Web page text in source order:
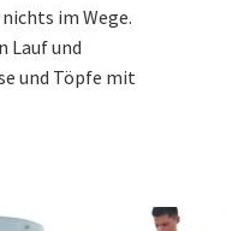
im Wege.
Lauf und
und Töpfe mit